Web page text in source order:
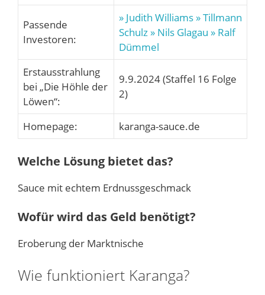
Passende
Investoren:
» Judith Williams » Tillmann
Schulz » Nils Glagau » Ralf
Dümmel
Erstausstrahlung
bei „Die Höhle der
Löwen“:
9.9.2024 (Staffel 16 Folge
2)
Homepage: karanga-sauce.de
Welche Lösung bietet das?
Sauce mit echtem Erdnussgeschmack
Wofür wird das Geld benötigt?
Eroberung der Marktnische
Wie funktioniert Karanga?